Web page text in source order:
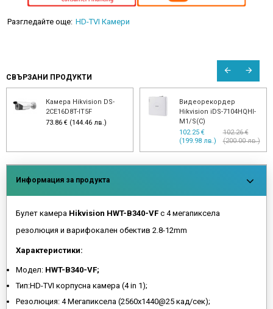
Разгледайте още: HD-TVI Камери
СВЪРЗАНИ ПРОДУКТИ
Камера Hikvision DS-
2CE16D8T-IT5F
73.86 € (144.46 лв.)
Видеорекордер
Hikvision iDS-7104HQHI-
M1/S(C)
102.25 €
(199.98 лв.)
102.26 €
(200.00 лв.)
Информация за продукта
Булет камера Hikvision HWT-B340-VF с 4 мегапиксела
резолюция и варифокален обектив 2.8-12mm
Характеристики:
Модел: HWT-B340-VF;
Тип:HD-TVI корпусна камера (4 in 1);
Резолюция: 4 Мегапиксела (2560х1440@25 кад/сек);